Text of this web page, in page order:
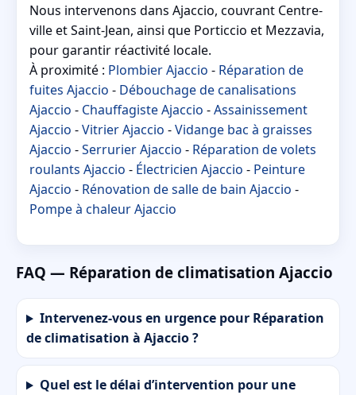
Nous intervenons dans Ajaccio, couvrant Centre-
ville et Saint-Jean, ainsi que Porticcio et Mezzavia,
pour garantir réactivité locale.
À proximité : Plombier Ajaccio - Réparation de
fuites Ajaccio - Débouchage de canalisations
Ajaccio - Chauffagiste Ajaccio -Assainissement
Ajaccio -Vitrier Ajaccio -Vidange bac à graisses
Ajaccio -Serrurier Ajaccio - Réparation de volets
roulants Ajaccio - Électricien Ajaccio - Peinture
Ajaccio - Rénovation de salle de bain Ajaccio -
Pompe à chaleur Ajaccio
FAQ — Réparation de climatisation Ajaccio
Intervenez-vous en urgence pour Réparation
de climatisation à Ajaccio ?
Quel est le délai d’intervention pour une